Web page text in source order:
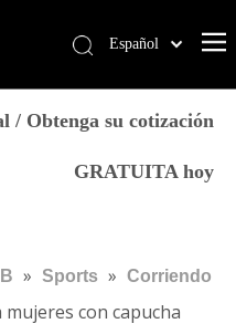
Español
简体中文
Français
Deutsch
/ Obtenga su cotización
GRATUITA hoy
» Sports » Corriendo
con capucha